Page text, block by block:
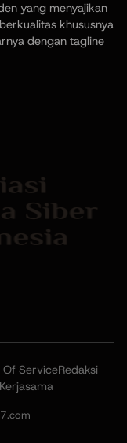
yang menyajikan
khususnya
dengan tagline
Of ServiceRedaksi